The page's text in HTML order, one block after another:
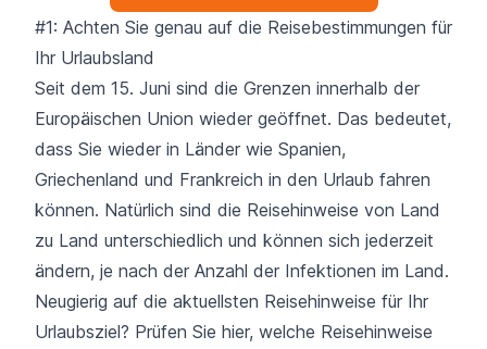
#1: Achten Sie genau auf die Reisebestimmungen für
Ihr Urlaubsland
Seit dem 15. Juni sind die Grenzen innerhalb der
Europäischen Union wieder geöffnet. Das bedeutet,
dass Sie wieder in Länder wie Spanien,
Griechenland und Frankreich in den Urlaub fahren
können. Natürlich sind die Reisehinweise von Land
zu Land unterschiedlich und können sich jederzeit
ändern, je nach der Anzahl der Infektionen im Land.
Neugierig auf die aktuellsten Reisehinweise für Ihr
Urlaubsziel? Prüfen Sie hier, welche Reisehinweise